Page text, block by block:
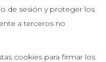
de sesión y proteger los
a terceros no
cookies para firmar los